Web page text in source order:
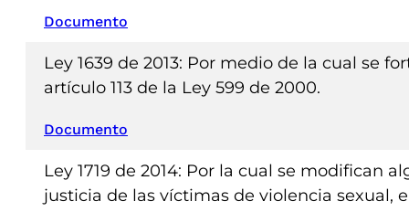
Documento
Ley 1639 de 2013: Por medio de la cual se
artículo 113 de la Ley 599 de 2000.
Documento
Ley 1719 de 2014: Por la cual se modifican
justicia de las víctimas de violencia sexual,